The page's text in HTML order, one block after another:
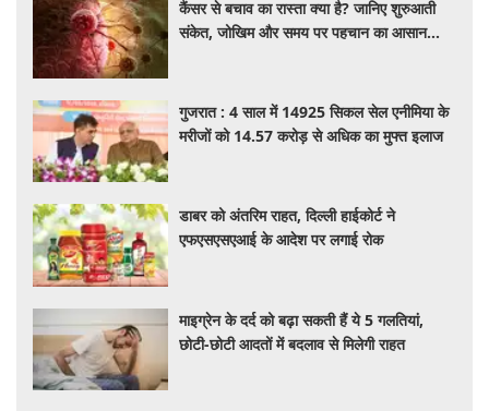
कैंसर से बचाव का रास्ता क्या है? जानिए शुरुआती
संकेत, जोखिम और समय पर पहचान का आसान
गुजरात : 4 साल में 14925 सिकल सेल एनीमिया के
मरीजों को 14.57 करोड़ से अधिक का मुफ्त इलाज
डाबर को अंतरिम राहत, दिल्ली हाईकोर्ट ने
एफएसएसएआई के आदेश पर लगाई रोक
माइग्रेन के दर्द को बढ़ा सकती हैं ये 5 गलतियां,
छोटी-छोटी आदतों में बदलाव से मिलेगी राहत